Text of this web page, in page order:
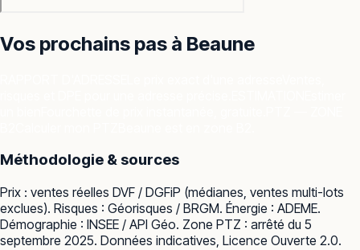
Vos prochains pas à Beaune
Méthodologie & sources
Prix : ventes réelles DVF / DGFiP (médianes, ventes multi-lots
exclues). Risques : Géorisques / BRGM. Énergie : ADEME.
Démographie : INSEE / API Géo. Zone PTZ : arrêté du 5
septembre 2025. Données indicatives, Licence Ouverte 2.0.